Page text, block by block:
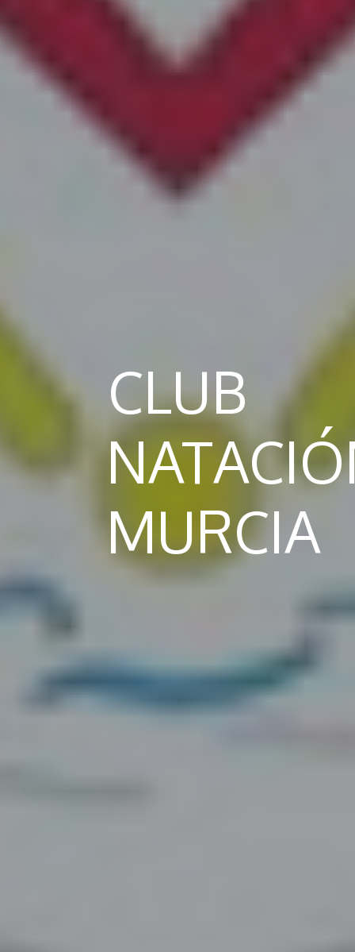
CLUB
MURCIA